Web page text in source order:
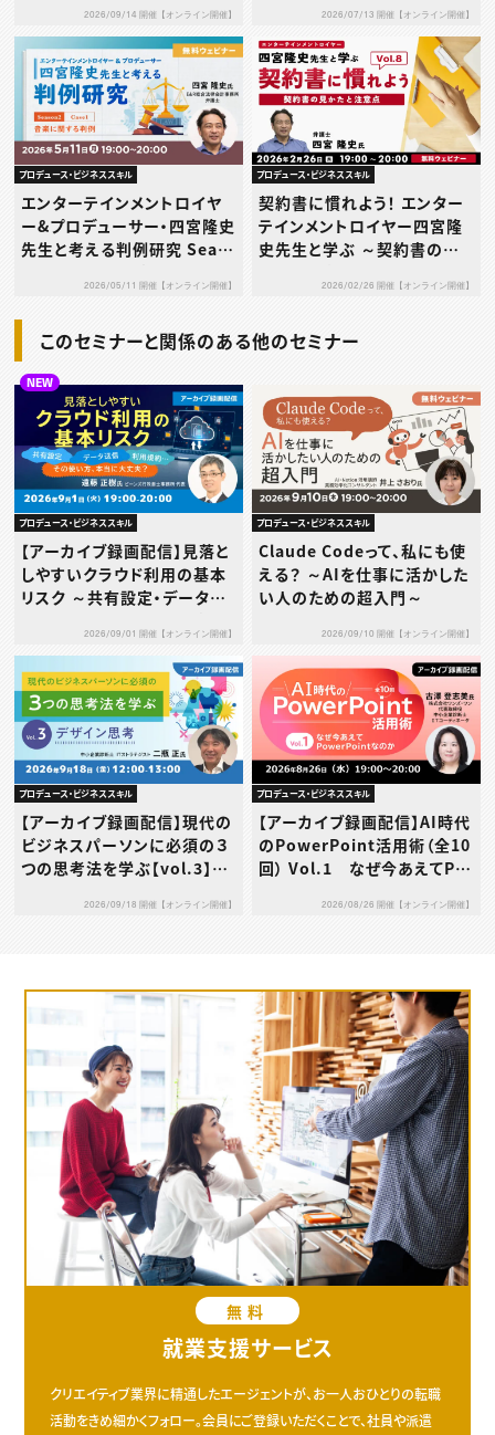
かかわる判例～2026/09/14 開催【オンライン開催】 2026/07/13 開催【オンライン開催】
プロデュース・ビジネススキル
エンターテインメントロイヤ
ー&プロデューサー・四宮隆史
先生と考える判例研究 Seas
2026/05/11 開催【オンライン開催】
プロデュース・ビジネススキル
契約書に慣れよう！ エンター
テインメントロイヤー四宮隆
史先生と学ぶ ～契約書の見
2026/02/26 開催【オンライン開催】
このセミナーと関係のある他のセミナー
NEW
プロデュース・ビジネススキル
【アーカイブ録画配信】見落と
しやすいクラウド利用の基本
リスク ～共有設定・データ送
当に大丈夫？～2026/09/01 開催【オンライン開催】
プロデュース・ビジネススキル
Claude Codeって、私にも使
える？ ～AIを仕事に活かした
い人のための超入門～
2026/09/10 開催【オンライン開催】
プロデュース・ビジネススキル
【アーカイブ録画配信】現代の
ビジネスパーソンに必須の３
つの思考法を学ぶ【vol.3】デ
2026/09/18 開催【オンライン開催】
プロデュース・ビジネススキル
【アーカイブ録画配信】AI時代
のPowerPoint活用術（全10
回） Vol.1 なぜ今あえてPo
2026/08/26 開催【オンライン開催】
無料
就業支援サービス
クリエイティブ業界に精通したエージェントが、お一人おひとりの転職
活動をきめ細かくフォロー。会員にご登録いただくことで、社員や派遣